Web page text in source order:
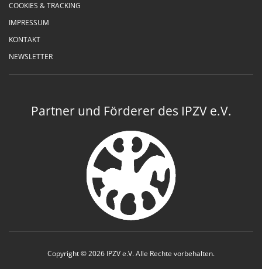
COOKIES & TRACKING
IMPRESSUM
KONTAKT
NEWSLETTER
Partner und Förderer des IPZV e.V.
Copyright © 2026 IPZV e.V. Alle Rechte vorbehalten.